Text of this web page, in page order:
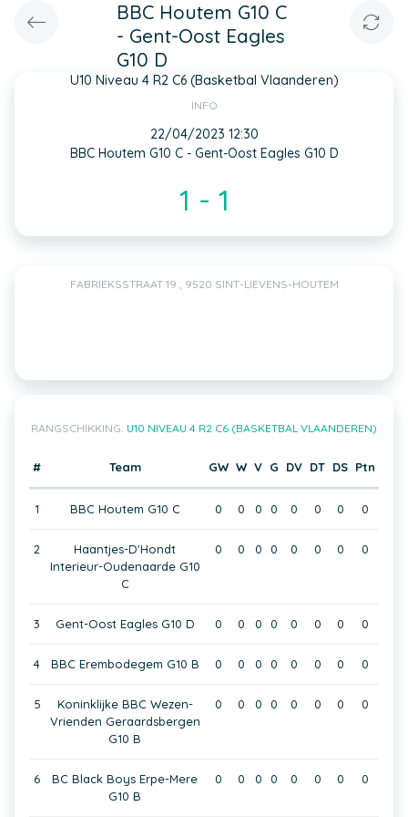
BBC Houtem G10 C
- Gent-Oost Eagles
G10 D
U10 Niveau 4 R2 C6 (Basketbal Vlaanderen)
INFO
22/04/2023 12:30
BBC Houtem G10 C - Gent-Oost Eagles G10 D
1 - 1
FABRIEKSSTRAAT 19 , 9520 SINT-LIEVENS-HOUTEM
RANGSCHIKKING: U10 NIVEAU 4 R2 C6 (BASKETBAL VLAANDEREN)
# Team GW W V G DV DT DS Ptn
1 BBC Houtem G10 C 0 0 0 0 0 0 0 0
2
Haantjes-D'Hondt
Interieur-Oudenaarde G10
C
0 0 0 0 0 0 0 0
3 Gent-Oost Eagles G10 D 0 0 0 0 0 0 0 0
4 BBC Erembodegem G10 B 0 0 0 0 0 0 0 0
5
Koninklijke BBC Wezen-
Vrienden Geraardsbergen
G10 B
0 0 0 0 0 0 0 0
6
BC Black Boys Erpe-Mere
G10 B
0 0 0 0 0 0 0 0